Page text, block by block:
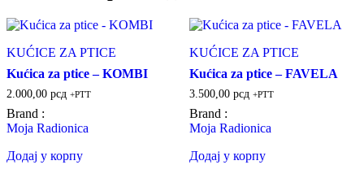
KUĆICE ZA PTICE
Kućica za ptice – KOMBI
2.000,00 рсд +PTT
Brand :
Moja Radionica
Додај у корпу
KUĆICE ZA PTICE
Kućica za ptice – FAVELA
3.500,00 рсд +PTT
Brand :
Moja Radionica
Додај у корпу